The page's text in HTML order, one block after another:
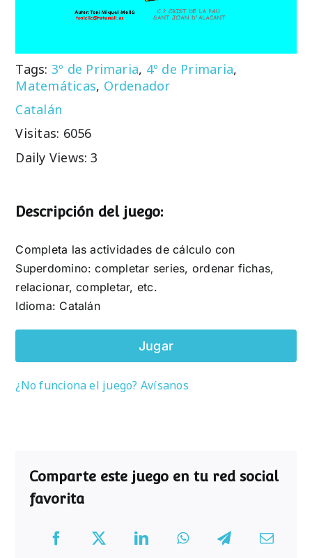
Tags: 3º de Primaria, 4º de Primaria,
Matemáticas, Ordenador
Catalán
Visitas: 6056
Daily Views: 3
Descripción del juego:
Completa las actividades de cálculo con
Superdomino: completar series, ordenar fichas,
relacionar, completar, etc.
Idioma: Catalán
Jugar
¿No funciona el juego? Avísanos
Comparte este juego en tu red social
favorita